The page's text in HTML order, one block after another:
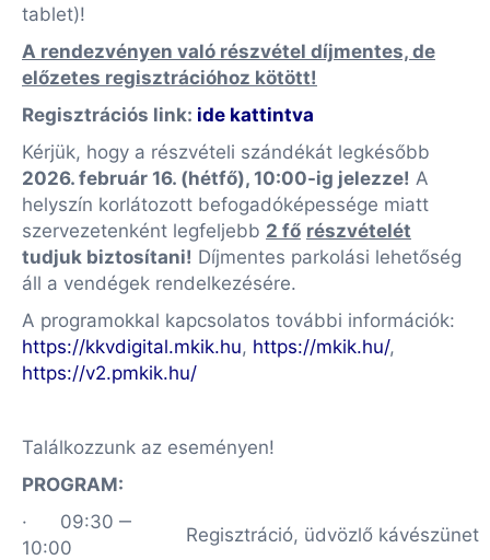
tablet)!
A rendezvényen való részvétel díjmentes, de
előzetes regisztrációhoz kötött!
Regisztrációs link: ide kattintva
Kérjük, hogy a részvételi szándékát legkésőbb
2026. február 16. (hétfő), 10:00-ig jelezze! A
helyszín korlátozott befogadóképessége miatt
szervezetenként legfeljebb 2 fő részvételét
tudjuk biztosítani! Díjmentes parkolási lehetőség
áll a vendégek rendelkezésére.
A programokkal kapcsolatos további információk:
https://kkvdigital.mkik.hu, https://mkik.hu/,
https://v2.pmkik.hu/
Találkozzunk az eseményen!
PROGRAM:
· 09:30 ‒
10:00
Regisztráció, üdvözlő kávészünet